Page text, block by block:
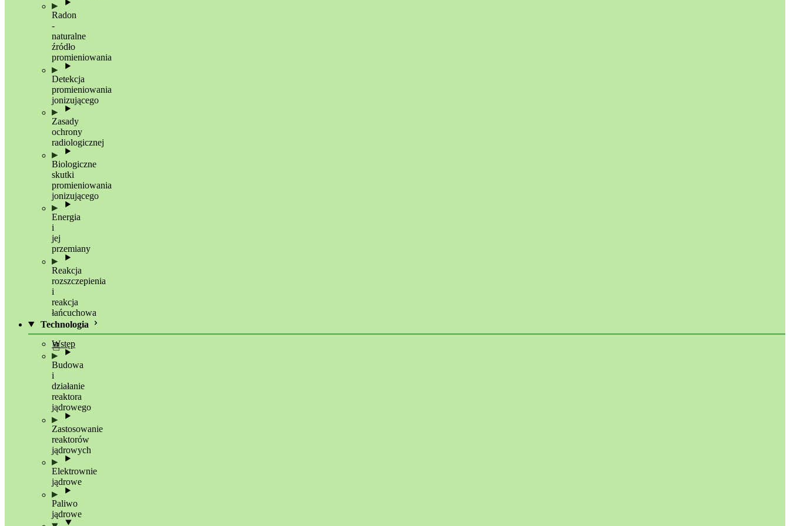
Radon
-
naturalne
źródło
promieniowania
Detekcja
promieniowania
jonizującego
Zasady
ochrony
radiologicznej
Biologiczne
skutki
promieniowania
jonizującego
Energia
i
jej
przemiany
Reakcja
rozszczepienia
i
reakcja
łańcuchowa
Technologia
Wstęp
Budowa
i
działanie
reaktora
jądrowego
Zastosowanie
reaktorów
jądrowych
Elektrownie
jądrowe
Paliwo
jądrowe